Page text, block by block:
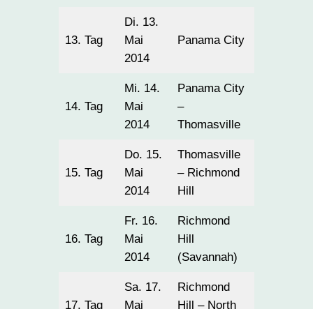
13. Tag
Di. 13.
Mai
2014
Panama City
14. Tag
Mi. 14.
Mai
2014
Panama City
–
Thomasville
15. Tag
Do. 15.
Mai
2014
Thomasville
– Richmond
Hill
16. Tag
Fr. 16.
Mai
2014
Richmond
Hill
(Savannah)
17. Tag
Sa. 17.
Mai
Richmond
Hill – North